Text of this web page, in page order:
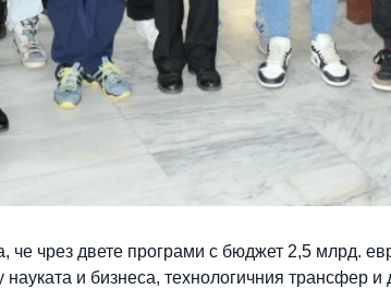
че чрез двете програми с бюджет 2,5 млрд.
науката и бизнеса, технологичния трансфер